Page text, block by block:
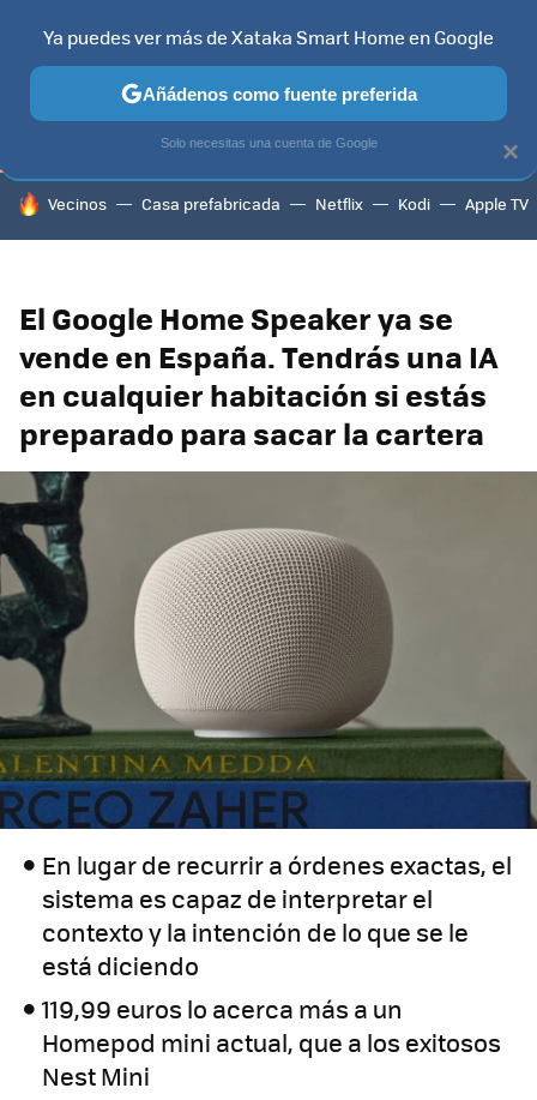
TELEVISORES CONTENIDOS SMART TV SELECCIÓN
HOY SE HABLA DE
Vecinos Casa prefabricada Netflix Kodi Apple TV
El Google Home Speaker ya se
vende en España. Tendrás una IA
en cualquier habitación si estás
preparado para sacar la cartera
En lugar de recurrir a órdenes exactas, el
sistema es capaz de interpretar el
contexto y la intención de lo que se le
está diciendo
119,99 euros lo acerca más a un
Homepod mini actual, que a los exitosos
Nest Mini
×
Ya puedes ver más de Xataka Smart Home en Google
Añádenos como fuente preferida
Solo necesitas una cuenta de Google